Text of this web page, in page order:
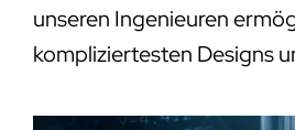
unseren Ingenieuren
kompliziertesten Designs